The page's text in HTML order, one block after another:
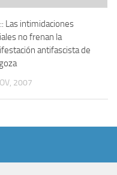
Las intimidaciones
no frenan la
antifascista de
2007